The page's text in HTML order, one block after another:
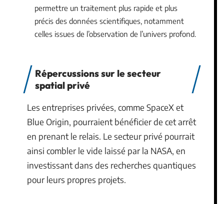
permettre un traitement plus rapide et plus
précis des données scientifiques, notamment
celles issues de l’observation de l’univers profond.
Répercussions sur le secteur
spatial privé
Les entreprises privées, comme SpaceX et
Blue Origin, pourraient bénéficier de cet arrêt
en prenant le relais. Le secteur privé pourrait
ainsi combler le vide laissé par la NASA, en
investissant dans des recherches quantiques
pour leurs propres projets.